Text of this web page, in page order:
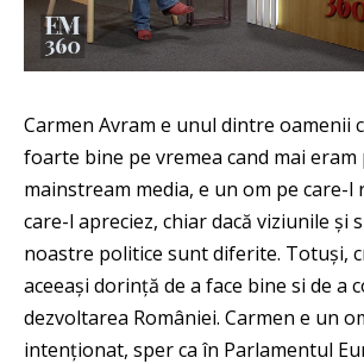
Carmen Avram e unul dintre oamenii
foarte bine pe vremea cand mai eram
mainstream media, e un om pe care-l
care-l apreciez, chiar dacă viziunile și
noastre politice sunt diferite. Totuși,
aceeași dorință de a face bine si de a
dezvoltarea României. Carmen e un
intenționat, sper ca în Parlamentul